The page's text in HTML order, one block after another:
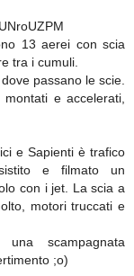
13 aerei con scia
tra i cumuli.
passano le scie.
e accelerati,
e Sapienti è trafico
e filmato un
con i jet. La scia a
motori truccati e
scampagnata
;o)